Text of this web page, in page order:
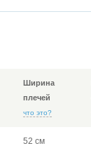
Ширина
плечей
что это?
52 см